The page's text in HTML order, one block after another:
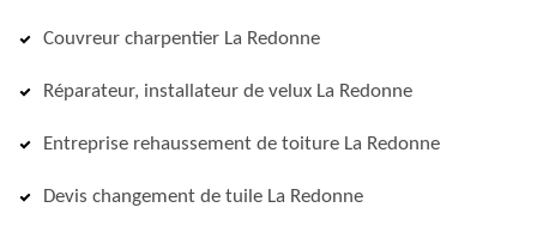
Couvreur charpentier La Redonne
Réparateur, installateur de velux La Redonne
Entreprise rehaussement de toiture La Redonne
Devis changement de tuile La Redonne